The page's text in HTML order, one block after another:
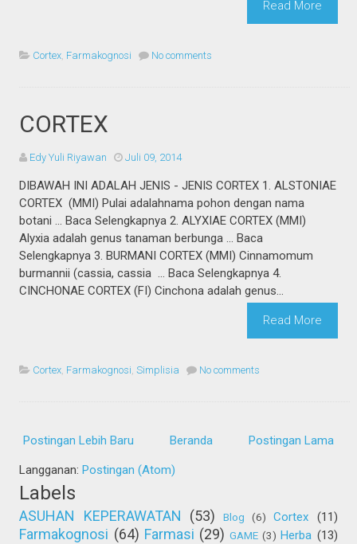
Read More
Cortex, Farmakognosi No comments
CORTEX
Edy Yuli Riyawan Juli 09, 2014
DIBAWAH INI ADALAH JENIS - JENIS CORTEX 1. ALSTONIAE
CORTEX (MMI) Pulai adalahnama pohon dengan nama
botani ... Baca Selengkapnya 2. ALYXIAE CORTEX (MMI)
Alyxia adalah genus tanaman berbunga ... Baca
Selengkapnya 3. BURMANI CORTEX (MMI) Cinnamomum
burmannii (cassia, cassia ... Baca Selengkapnya 4.
CINCHONAE CORTEX (FI) Cinchona adalah genus...
Read More
Cortex Farmakognosi ,Simplisia No comments
Postingan Lebih Baru Postingan Lama
Beranda
Langganan:Postingan (Atom)
Labels
ASUHAN KEPERAWATAN (53) Blog (6) Cortex (11)
Farmakognosi (64) Farmasi (29) GAME (3) Herba (13)